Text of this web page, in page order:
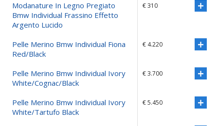
Modanature In Legno Pregiato
Bmw Individual Frassino Effetto
Argento Lucido
€ 310
Pelle Merino Bmw Individual Fiona
Red/black
€ 4.220
Pelle Merino Bmw Individual Ivory
White/cognac/black
€ 3.700
Pelle Merino Bmw Individual Ivory
White/tartufo Black
€ 5.450